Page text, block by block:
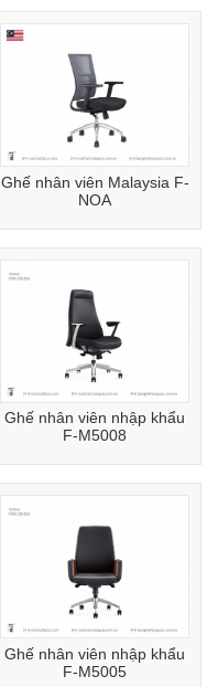
Ghế nhân viên Malaysia F-
NOA
Ghế nhân viên nhập khẩu
F-M5008
Ghế nhân viên nhập khẩu
F-M5005